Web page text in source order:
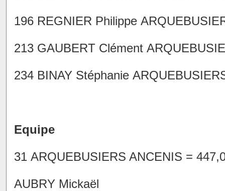
196 REGNIER Philippe
213 GAUBERT Clément
234 BINAY Stéphanie
Equipe
31 ARQUEBUSIERS ANCENIS =
AUBRY Mickaël